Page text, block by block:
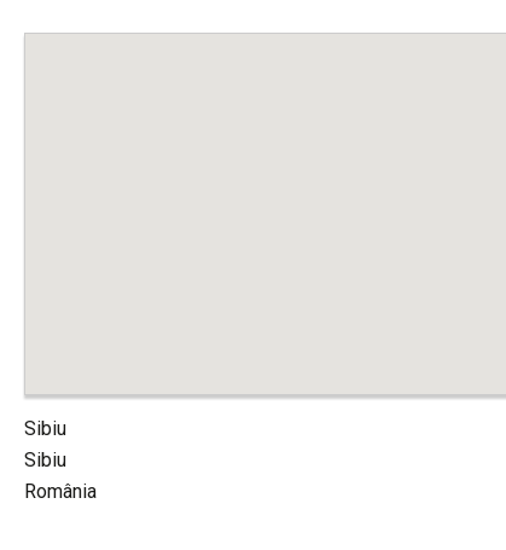
Sibiu
Sibiu
România